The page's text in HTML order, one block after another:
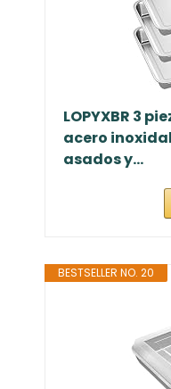
LOPYXBR 3
acero
asados y...
BESTSELLER NO. 20